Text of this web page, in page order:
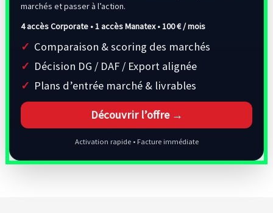
marchés et passer à l’action.
4 accès Corporate • 1 accès Manatex •100 € / mois
Comparaison & scoring des marchés
Décision DG / DAF / Export alignée
Plans d’entrée marché & livrables
Découvrir l’offre →
Activation rapide • Facture immédiate